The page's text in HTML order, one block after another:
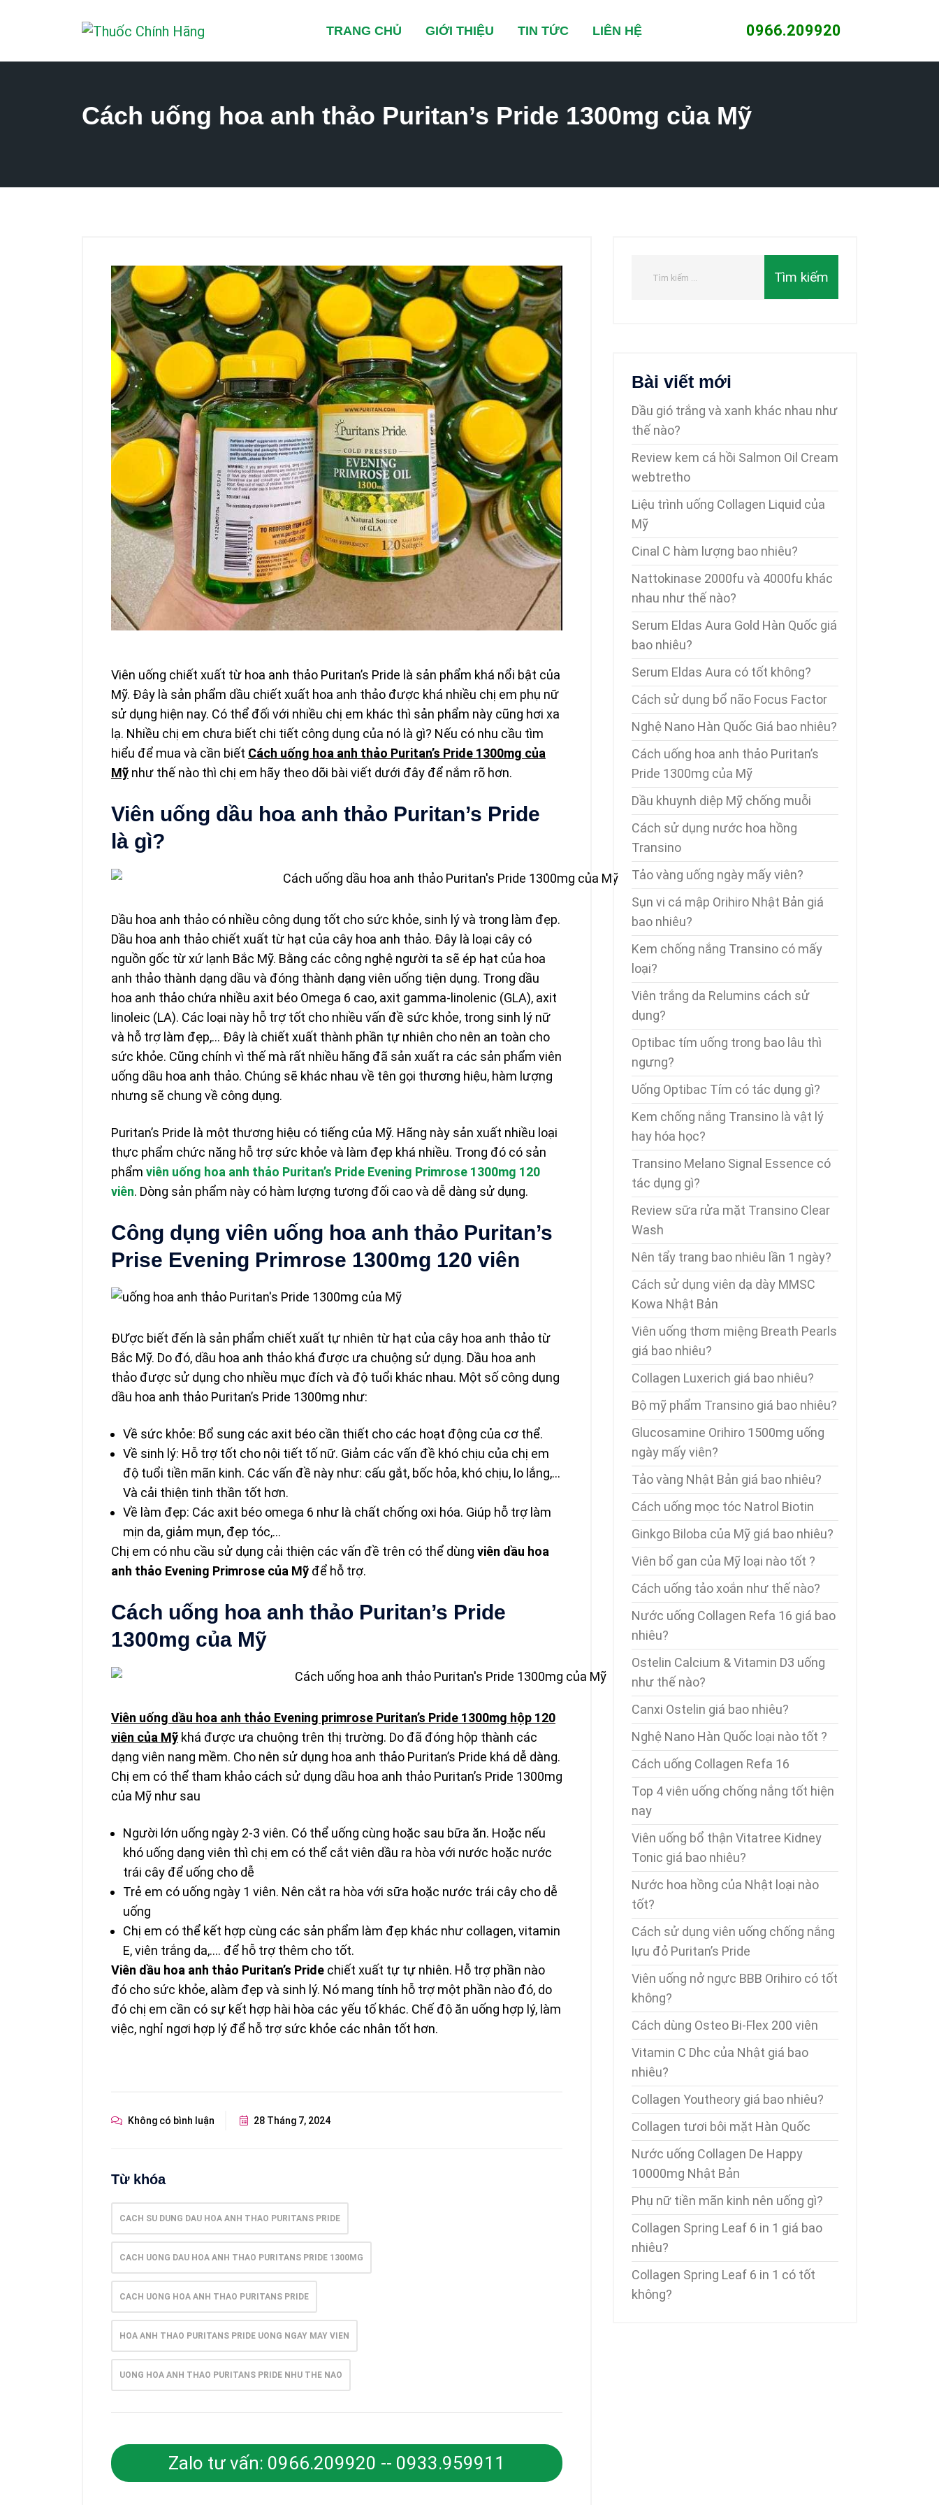
TRANG CHỦ GIỚI THIỆU TIN TỨC LIÊN HỆ 0966.209920
Cách uống hoa anh thảo Puritan’s Pride 1300mg của Mỹ
Viên uống chiết xuất từ hoa anh thảo Puritan’s Pride là sản phẩm khá nổi bật của
Mỹ. Đây là sản phẩm dầu chiết xuất hoa anh thảo được khá nhiều chị em phụ nữ
sử dụng hiện nay. Có thể đối với nhiều chị em khác thì sản phẩm này cũng hơi xa
lạ. Nhiều chị em chưa biết chi tiết công dụng của nó là gì? Nếu có nhu cầu tìm
hiểu để mua và cần biết Cách uống hoa anh thảo Puritan’s Pride 1300mg của
Mỹ như thế nào thì chị em hãy theo dõi bài viết dưới đây để nắm rõ hơn.
Viên uống dầu hoa anh thảo Puritan’s Pride
là gì?
Dầu hoa anh thảo có nhiều công dụng tốt cho sức khỏe, sinh lý và trong làm đẹp.
Dầu hoa anh thảo chiết xuất từ hạt của cây hoa anh thảo. Đây là loại cây có
nguồn gốc từ xứ lạnh Bắc Mỹ. Bằng các công nghệ người ta sẽ ép hạt của hoa
anh thảo thành dạng dầu và đóng thành dạng viên uống tiện dụng. Trong dầu
hoa anh thảo chứa nhiều axit béo Omega 6 cao, axit gamma-linolenic (GLA), axit
linoleic (LA). Các loại này hỗ trợ tốt cho nhiều vấn đề sức khỏe, trong sinh lý nữ
và hỗ trợ làm đẹp,… Đây là chiết xuất thành phần tự nhiên cho nên an toàn cho
sức khỏe. Cũng chính vì thế mà rất nhiều hãng đã sản xuất ra các sản phẩm viên
uống dầu hoa anh thảo. Chúng sẽ khác nhau về tên gọi thương hiệu, hàm lượng
nhưng sẽ chung về công dụng.
Puritan’s Pride là một thương hiệu có tiếng của Mỹ. Hãng này sản xuất nhiều loại
thực phẩm chức năng hỗ trợ sức khỏe và làm đẹp khá nhiều. Trong đó có sản
phẩm viên uống hoa anh thảo Puritan’s Pride Evening Primrose 1300mg 120
viên. Dòng sản phẩm này có hàm lượng tương đối cao và dễ dàng sử dụng.
Công dụng viên uống hoa anh thảo Puritan’s
Prise Evening Primrose 1300mg 120 viên
ĐƯợc biết đến là sản phẩm chiết xuất tự nhiên từ hạt của cây hoa anh thảo từ
Bắc Mỹ. Do đó, dầu hoa anh thảo khá được ưa chuộng sử dụng. Dầu hoa anh
thảo được sử dụng cho nhiều mục đích và độ tuổi khác nhau. Một số công dụng
dầu hoa anh thảo Puritan’s Pride 1300mg như:
Về sức khỏe: Bổ sung các axit béo cần thiết cho các hoạt động của cơ thể.
Về sinh lý: Hỗ trợ tốt cho nội tiết tố nữ. Giảm các vấn đề khó chịu của chị em
độ tuổi tiền mãn kinh. Các vấn đề này như: cấu gắt, bốc hỏa, khó chịu, lo lắng,…
Và cải thiện tinh thần tốt hơn.
Về làm đẹp: Các axit béo omega 6 như là chất chống oxi hóa. Giúp hỗ trợ làm
mịn da, giảm mụn, đẹp tóc,…
Chị em có nhu cầu sử dụng cải thiện các vấn đề trên có thể dùng viên dầu hoa
anh thảo Evening Primrose của Mỹ để hỗ trợ.
Cách uống hoa anh thảo Puritan’s Pride
1300mg của Mỹ
Viên uống dầu hoa anh thảo Evening primrose Puritan’s Pride 1300mg hộp 120
viên của Mỹ khá được ưa chuộng trên thị trường. Do đã đóng hộp thành các
dạng viên nang mềm. Cho nên sử dụng hoa anh thảo Puritan’s Pride khá dễ dàng.
Chị em có thể tham khảo cách sử dụng dầu hoa anh thảo Puritan’s Pride 1300mg
của Mỹ như sau
Người lớn uống ngày 2-3 viên. Có thể uống cùng hoặc sau bữa ăn. Hoặc nếu
khó uống dạng viên thì chị em có thể cắt viên dầu ra hòa với nước hoặc nước
trái cây để uống cho dễ
Trẻ em có uống ngày 1 viên. Nên cắt ra hòa với sữa hoặc nước trái cây cho dễ
uống
Chị em có thể kết hợp cùng các sản phẩm làm đẹp khác như collagen, vitamin
E, viên trắng da,…. để hỗ trợ thêm cho tốt.
Viên dầu hoa anh thảo Puritan’s Pride chiết xuất tự tự nhiên. Hỗ trợ phần nào
đó cho sức khỏe, alàm đẹp và sinh lý. Nó mang tính hỗ trợ một phần nào đó, do
đó chị em cần có sự kết hợp hài hòa các yếu tố khác. Chế độ ăn uống hợp lý, làm
việc, nghỉ ngơi hợp lý để hỗ trợ sức khỏe các nhân tốt hơn.
Không có bình luận 28 Tháng 7, 2024
Từ khóa
CACH SU DUNG DAU HOA ANH THAO PURITANS PRIDE
CACH UONG DAU HOA ANH THAO PURITANS PRIDE 1300MG
CACH UONG HOA ANH THAO PURITANS PRIDE
HOA ANH THAO PURITANS PRIDE UONG NGAY MAY VIEN
UONG HOA ANH THAO PURITANS PRIDE NHU THE NAO
Zalo tư vấn: 0966.209920 -- 0933.959911
Bài viết mới
Dầu gió trắng và xanh khác nhau như
thế nào?
Review kem cá hồi Salmon Oil Cream
webtretho
Liệu trình uống Collagen Liquid của
Mỹ
Cinal C hàm lượng bao nhiêu?
Nattokinase 2000fu và 4000fu khác
nhau như thế nào?
Serum Eldas Aura Gold Hàn Quốc giá
bao nhiêu?
Serum Eldas Aura có tốt không?
Cách sử dụng bổ não Focus Factor
Nghệ Nano Hàn Quốc Giá bao nhiêu?
Cách uống hoa anh thảo Puritan’s
Pride 1300mg của Mỹ
Dầu khuynh diệp Mỹ chống muỗi
Cách sử dụng nước hoa hồng
Transino
Tảo vàng uống ngày mấy viên?
Sụn vi cá mập Orihiro Nhật Bản giá
bao nhiêu?
Kem chống nắng Transino có mấy
loại?
Viên trắng da Relumins cách sử
dụng?
Optibac tím uống trong bao lâu thì
ngưng?
Uống Optibac Tím có tác dụng gì?
Kem chống nắng Transino là vật lý
hay hóa học?
Transino Melano Signal Essence có
tác dụng gì?
Review sữa rửa mặt Transino Clear
Wash
Nên tẩy trang bao nhiêu lần 1 ngày?
Cách sử dụng viên dạ dày MMSC
Kowa Nhật Bản
Viên uống thơm miệng Breath Pearls
giá bao nhiêu?
Collagen Luxerich giá bao nhiêu?
Bộ mỹ phẩm Transino giá bao nhiêu?
Glucosamine Orihiro 1500mg uống
ngày mấy viên?
Tảo vàng Nhật Bản giá bao nhiêu?
Cách uống mọc tóc Natrol Biotin
Ginkgo Biloba của Mỹ giá bao nhiêu?
Viên bổ gan của Mỹ loại nào tốt ?
Cách uống tảo xoắn như thế nào?
Nước uống Collagen Refa 16 giá bao
nhiêu?
Ostelin Calcium & Vitamin D3 uống
như thế nào?
Canxi Ostelin giá bao nhiêu?
Nghệ Nano Hàn Quốc loại nào tốt ?
Cách uống Collagen Refa 16
Top 4 viên uống chống nắng tốt hiện
nay
Viên uống bổ thận Vitatree Kidney
Tonic giá bao nhiêu?
Nước hoa hồng của Nhật loại nào
tốt?
Cách sử dụng viên uống chống nắng
lựu đỏ Puritan’s Pride
Viên uống nở ngực BBB Orihiro có tốt
không?
Cách dùng Osteo Bi-Flex 200 viên
Vitamin C Dhc của Nhật giá bao
nhiêu?
Collagen Youtheory giá bao nhiêu?
Collagen tươi bôi mặt Hàn Quốc
Nước uống Collagen De Happy
10000mg Nhật Bản
Phụ nữ tiền mãn kinh nên uống gì?
Collagen Spring Leaf 6 in 1 giá bao
nhiêu?
Collagen Spring Leaf 6 in 1 có tốt
không?